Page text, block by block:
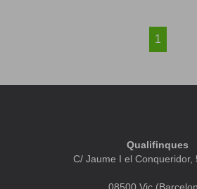
1
Qualifinques
C/ Jaume I el Conqueridor,
08500 Vic